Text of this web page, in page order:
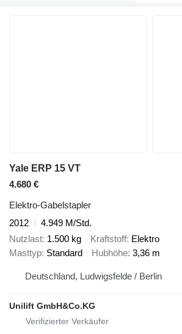
Yale ERP 15 VT
4.680 €
Elektro-Gabelstapler
2012
4.949 M/Std.
Nutzlast 1.500 kg Kraftstoff Elektro
Masttyp Standard Hubhöhe 3,36 m
Deutschland, Ludwigsfelde / Berlin
Unilift GmbH&Co.KG